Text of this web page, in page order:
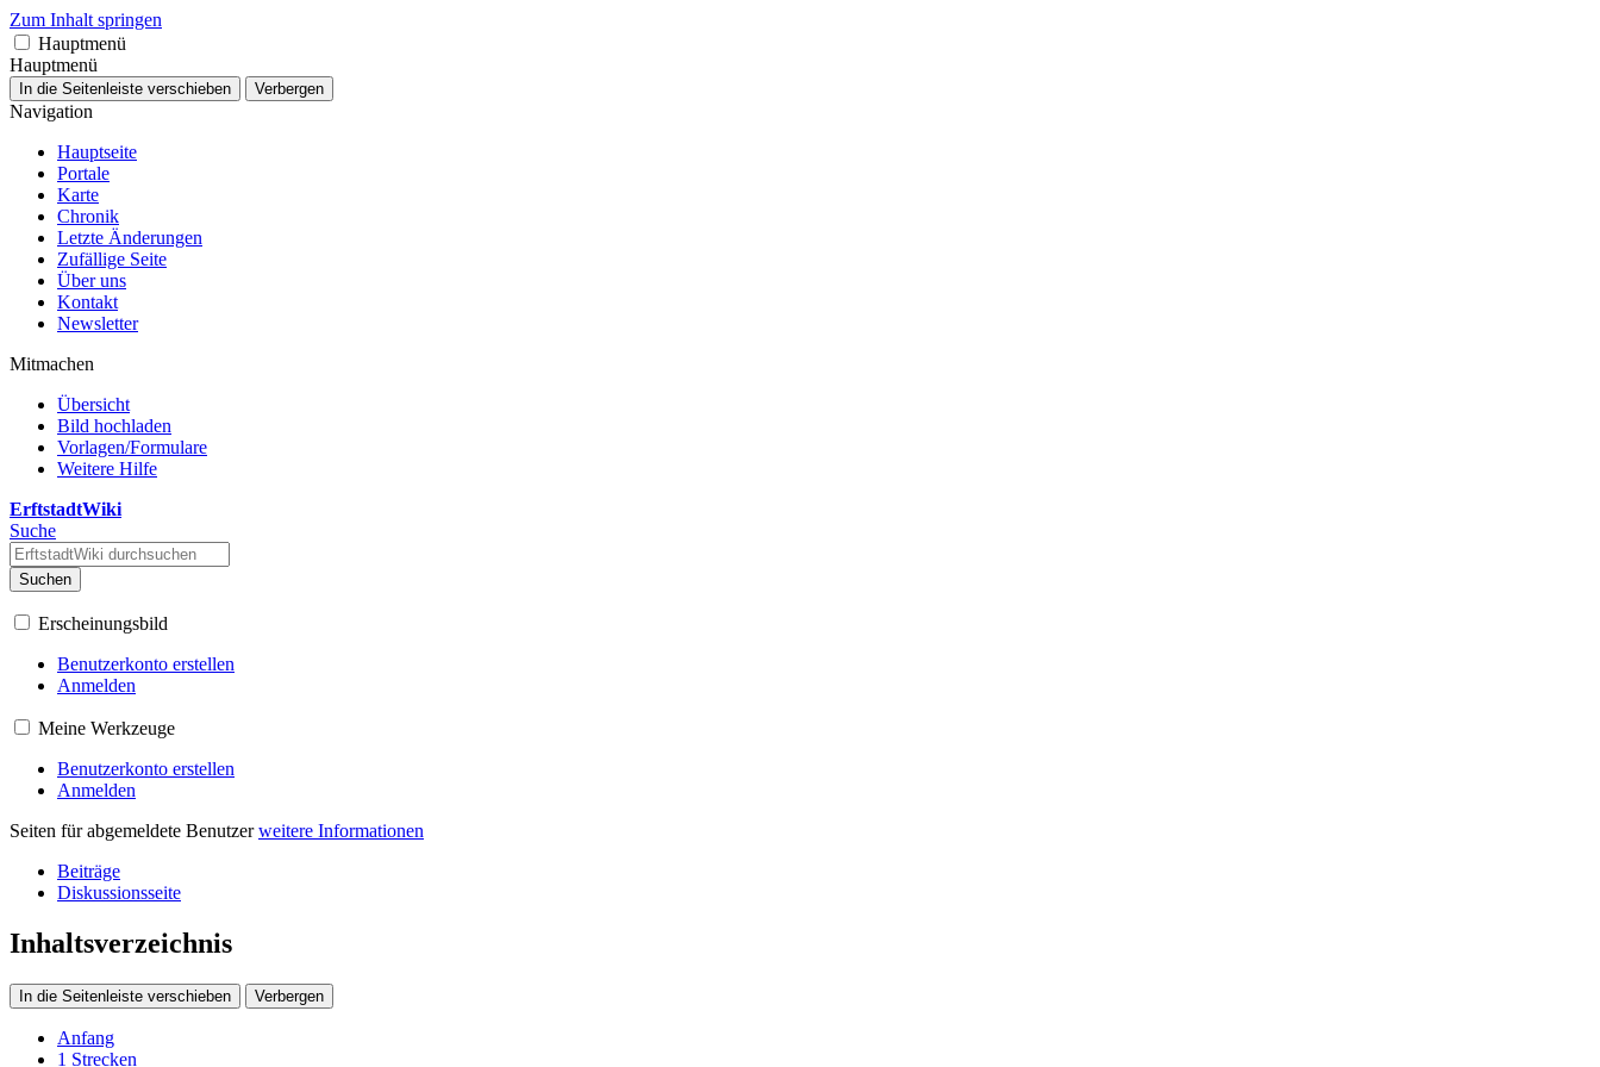
Zum Inhalt springen
Hauptmenü
Hauptmenü
In die Seitenleiste verschieben Verbergen
Navigation
Hauptseite
Portale
Karte
Chronik
Letzte Änderungen
Zufällige Seite
Über uns
Kontakt
Newsletter
Mitmachen
Übersicht
Bild hochladen
Vorlagen/Formulare
Weitere Hilfe
ErftstadtWiki
Suche
Suchen
Erscheinungsbild
Benutzerkonto erstellen
Anmelden
Meine Werkzeuge
Benutzerkonto erstellen
Anmelden
Seiten für abgemeldete Benutzerweitere Informationen
Beiträge
Diskussionsseite
Inhaltsverzeichnis
In die Seitenleiste verschieben Verbergen
Anfang
1 Strecken